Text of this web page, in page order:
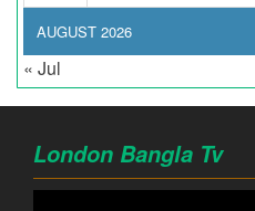
AUGUST 2026
« Jul
London Bangla Tv